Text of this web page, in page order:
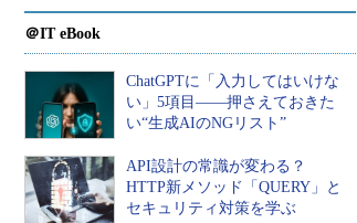
＠IT eBook
ChatGPTに「入力してはいけな
い」5項目――押さえておきた
い“生成AIのNGリスト”
API設計の常識が変わる？
HTTP新メソッド「QUERY」と
セキュリティ対策を学ぶ